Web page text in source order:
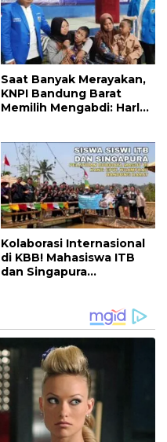
Saat Banyak Merayakan,
KNPI Bandung Barat
Memilih Mengabdi: Harlah
dan Warga Kurang
Mampu
Kolaborasi Internasional
di KBB! Mahasiswa ITB
dan Singapura
Energi, dan Lingkungan